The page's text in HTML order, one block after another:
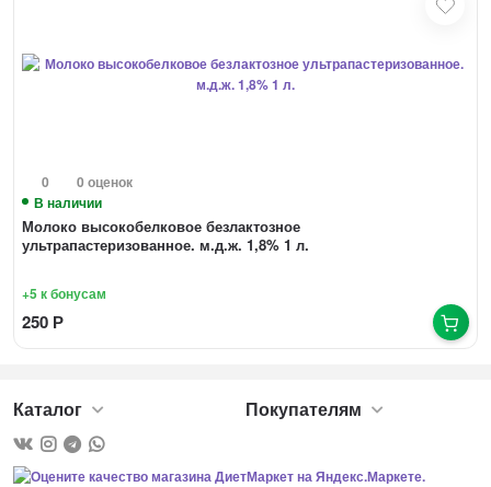
0
0 оценок
В наличии
Молоко высокобелковое безлактозное
ультрапастеризованное. м.д.ж. 1,8% 1 л.
+5 к бонусам
250 Р
Каталог Покупателям